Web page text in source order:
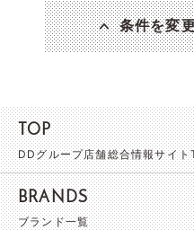
条件を変
TOP
DDグループ店舗総合情報サイト
BRANDS
ブランド一覧